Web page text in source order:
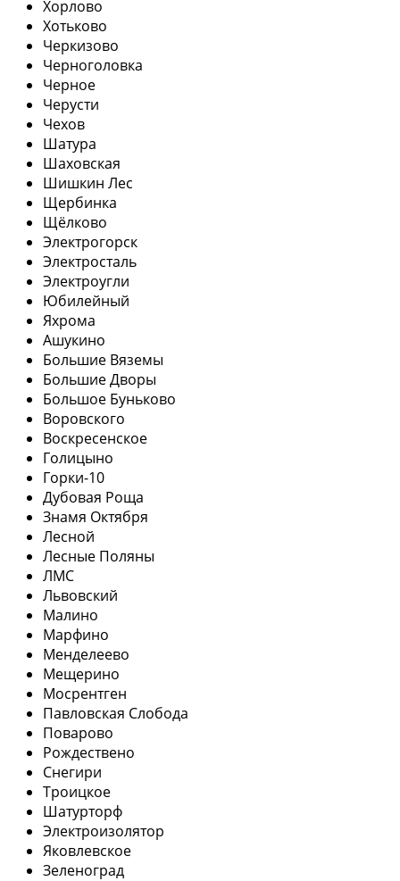
Хорлово
Хотьково
Черкизово
Черноголовка
Черное
Черусти
Чехов
Шатура
Шаховская
Шишкин Лес
Щербинка
Щёлково
Электрогорск
Электросталь
Электроугли
Юбилейный
Яхрома
Ашукино
Большие Вяземы
Большие Дворы
Большое Буньково
Воровского
Воскресенское
Голицыно
Горки-10
Дубовая Роща
Знамя Октября
Лесной
Лесные Поляны
ЛМС
Львовский
Малино
Марфино
Менделеево
Мещерино
Мосрентген
Павловская Слобода
Поварово
Рождествено
Снегири
Троицкое
Шатурторф
Электроизолятор
Яковлевское
Зеленоград